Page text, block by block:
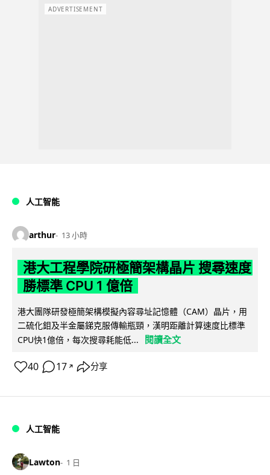
ADVERTISEMENT
人工智能
arthur 13 小時
港大工程學院研極簡架構晶片 搜尋速度
勝標準 CPU 1 億倍
港大團隊研發極簡架構模擬內容尋址記憶體（CAM）晶片，用
二硫化鉬及半金屬銻克服傳輸瓶頸，漢明距離計算速度比標準
CPU快1億倍，每次搜尋耗能低...
閱讀全文
40 17 ↗ 分享
人工智能
Lawton 1 日